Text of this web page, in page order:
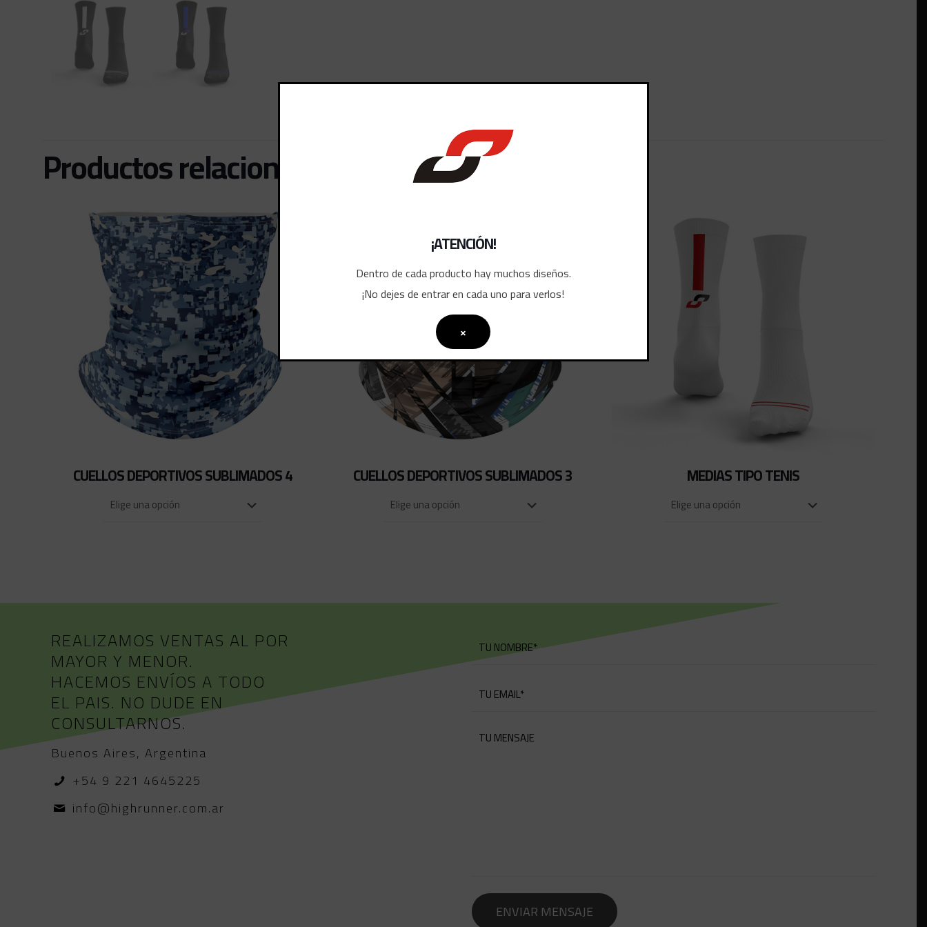
Productos relacionados
CUELLOS DEPORTIVOS SUBLIMADOS 4 CUELLOS DEPORTIVOS SUBLIMADOS 3 MEDIAS TIPO TENIS
REALIZAMOS VENTAS AL POR
MAYOR Y MENOR.
HACEMOS ENVÍOS A TODO
EL PAIS. NO DUDE EN
CONSULTARNOS.
Buenos Aires, Argentina
+54 9 221 4645225
info@highrunner.com.ar
¡ATENCIÓN!
Dentro de cada producto hay muchos diseños.
¡No dejes de entrar en cada uno para verlos!
×